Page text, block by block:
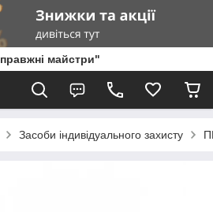
майстри"
Засоби індивідуального захисту